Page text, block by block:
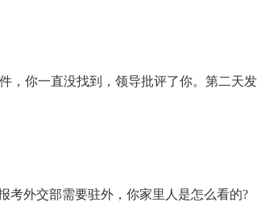
，你一直没找到，领导批评了你。第二天
考外交部需要驻外，你家里人是怎么看的?